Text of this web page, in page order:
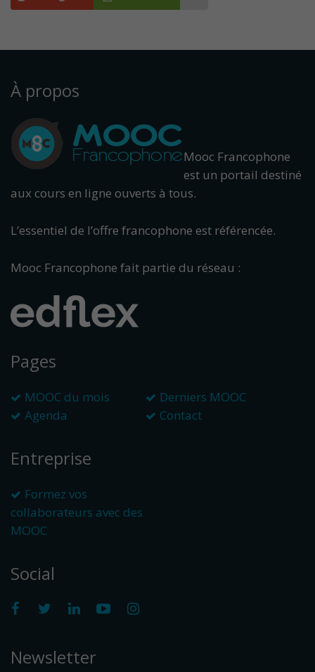
À propos
Mooc Francophone
est un portail destiné
aux cours en ligne ouverts à tous.
L’essentiel de l’offre francophone est référencée.
Mooc Francophone fait partie du réseau :
Pages
MOOC du mois
Derniers MOOC
Agenda
Contact
Entreprise
Formez vos
collaborateurs avec des
MOOC
Social
Newsletter